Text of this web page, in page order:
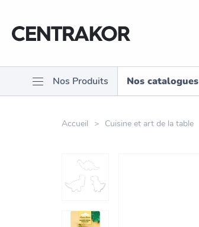
Nos Produits Nos catalogues
Accueil Cuisine et art de la table